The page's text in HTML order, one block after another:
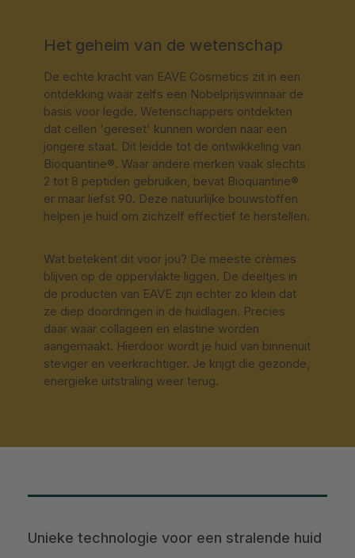
Het geheim van de wetenschap
De echte kracht van EAVE Cosmetics zit in een
ontdekking waar zelfs een Nobelprijswinnaar de
basis voor legde. Wetenschappers ontdekten
dat cellen 'gereset' kunnen worden naar een
jongere staat. Dit leidde tot de ontwikkeling van
Bioquantine®. Waar andere merken vaak slechts
2 tot 8 peptiden gebruiken, bevat Bioquantine®
er maar liefst 90. Deze natuurlijke bouwstoffen
helpen je huid om zichzelf effectief te herstellen.
Wat betekent dit voor jou? De meeste crèmes
blijven op de oppervlakte liggen. De deeltjes in
de producten van EAVE zijn echter zo klein dat
ze diep doordringen in de huidlagen. Precies
daar waar collageen en elastine worden
aangemaakt. Hierdoor wordt je huid van binnenuit
steviger en veerkrachtiger. Je krijgt die gezonde,
energieke uitstraling weer terug.
Unieke technologie voor een stralende huid